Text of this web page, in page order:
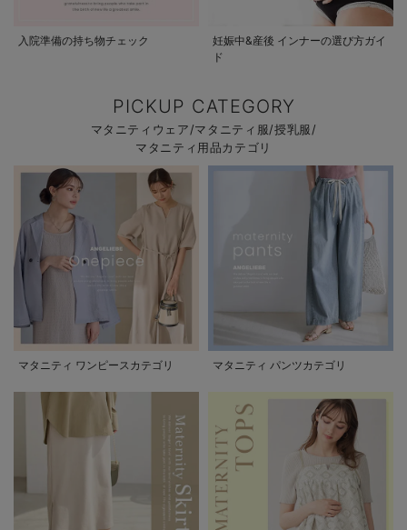
入院準備の持ち物チェック
妊娠中&産後 インナーの選び方ガイ
ド
PICKUP CATEGORY
マタニティウェア/マタニティ服/授乳服/
マタニティ用品カテゴリ
マタニティ ワンピースカテゴリ マタニティ パンツカテゴリ